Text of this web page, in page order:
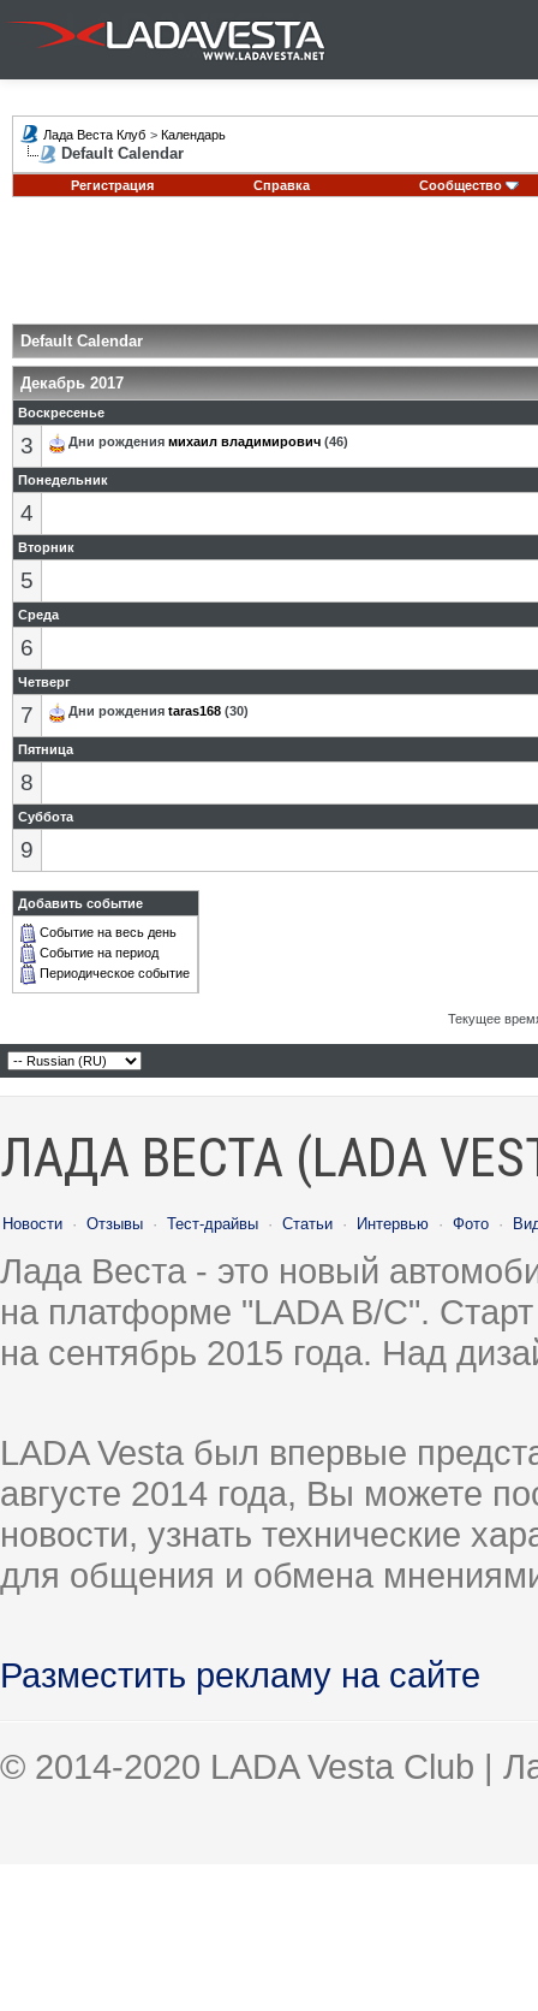
Лада Веста Клуб > Календарь
Default Calendar
Регистрация Справка Сообщество
Default Calendar
Декабрь 2017
Воскресенье
3 Дни рождения михаил владимирович (46)
Понедельник
4
Вторник
5
Среда
6
Четверг
7 Дни рождения taras168 (30)
Пятница
8
Суббота
9
Добавить событие
Событие на весь день
Событие на период
Периодическое событие
Текущее
ЛАДА ВЕСТА (LADA
Новости · Отзывы · Тест-драйвы · Статьи · Интервью · Фото ·
Лада Веста - это новый
на платформе "LADA B/C".
на сентябрь 2015 года. Над
LADA Vesta был впервые
августе 2014 года, Вы можете
новости, узнать технические
для общения и обмена
Разместить рекламу на сайте
© 2014-2020 LADA Vesta Club |